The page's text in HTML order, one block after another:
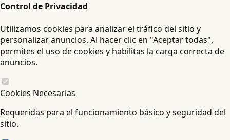
Control de Privacidad
Utilizamos cookies para analizar el tráfico del sitio y
personalizar anuncios. Al hacer clic en "Aceptar todas",
permites el uso de cookies y habilitas la carga correcta de
anuncios.
Cookies Necesarias
Requeridas para el funcionamiento básico y seguridad del
sitio.